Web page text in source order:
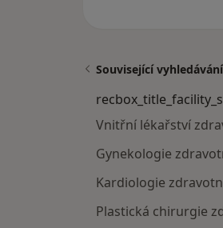
Související vyhledávání
Vnitřní lékařství
Gynekologie
Kardiologie
Plastická chirurgie